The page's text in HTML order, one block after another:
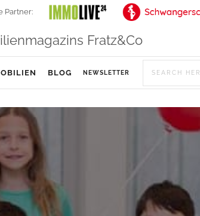
Partner:
Fratz&Co
BLOG NEWSLETTER